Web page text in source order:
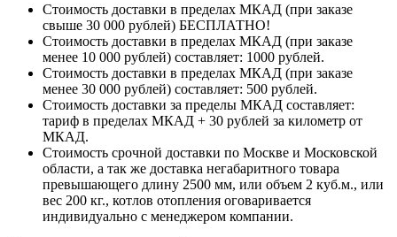
Стоимость доставки в пределах МКАД (при заказе
свыше 30 000 рублей) БЕСПЛАТНО!
Стоимость доставки в пределах МКАД (при заказе
менее 10 000 рублей) составляет: 1000 рублей.
Стоимость доставки в пределах МКАД (при заказе
менее 30 000 рублей) составляет: 500 рублей.
Стоимость доставки за пределы МКАД составляет:
тариф в пределах МКАД + 30 рублей за километр от
МКАД.
Стоимость срочной доставки по Москве и Московской
области, а так же доставка негабаритного товара
превышающего длину 2500 мм, или объем 2 куб.м., или
вес 200 кг., котлов отопления оговаривается
индивидуально с менеджером компании.